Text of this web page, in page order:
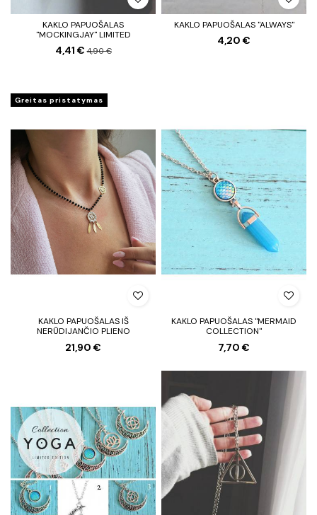
KAKLO PAPUOŠALAS
"MOCKINGJAY" LIMITED
4,41 €4,90 €
KAKLO PAPUOŠALAS "ALWAYS"
4,20 €
Greitas pristatymas
KAKLO PAPUOŠALAS IŠ
NERŪDIJANČIO PLIENO
21,90 €
KAKLO PAPUOŠALAS "MERMAID
COLLECTION"
7,70 €